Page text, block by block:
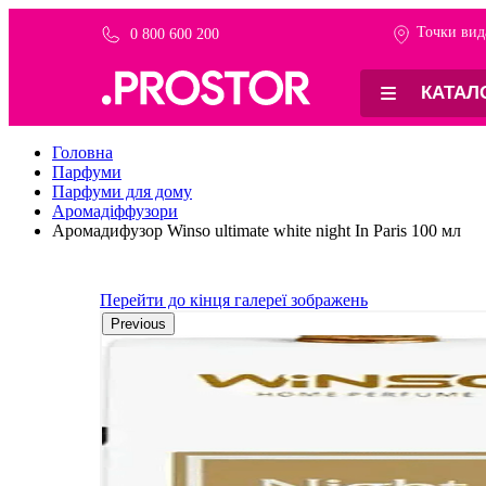
0 800 600 200 Точки
Головна
Парфуми
Парфуми для дому
Аромадіффузори
Аромадифузор Winso ultimate white night In Paris 100 мл
Перейти до кінця галереї зображень
Previous